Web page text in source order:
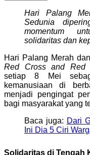
Hari Palang
Sedunia
momentum
solidaritas dan
Hari Palang Merah
Red Cross and Red
setiap 8 Mei
kemanusiaan di
menjadi pengingat
bagi masyarakat yang
Baca juga: Dari
Ini Dia 5 Ciri
Solidaritas di Tengah